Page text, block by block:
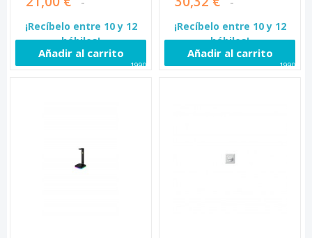
¡Recíbelo entre 10 y 12
hábiles!
Añadir al carrito
19904
¡Recíbelo entre 10 y 12
hábiles!
Añadir al carrito
19907